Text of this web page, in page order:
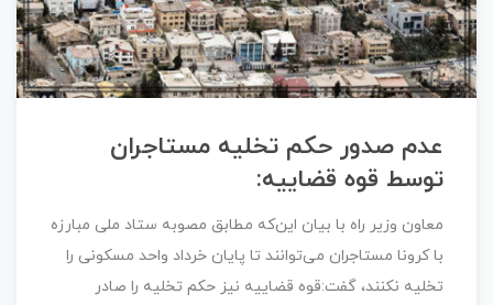
عدم صدور حکم تخلیه مستاجران
توسط قوه قضاییه:
معاون وزیر راه با بیان این‌که مطابق مصوبه ستاد ملی مبارزه
با کرونا مستاجران می‌توانند تا پایان خرداد واحد مسکونی را
تخلیه نکنند، گفت:‌قوه قضاییه نیز حکم تخلیه را صادر